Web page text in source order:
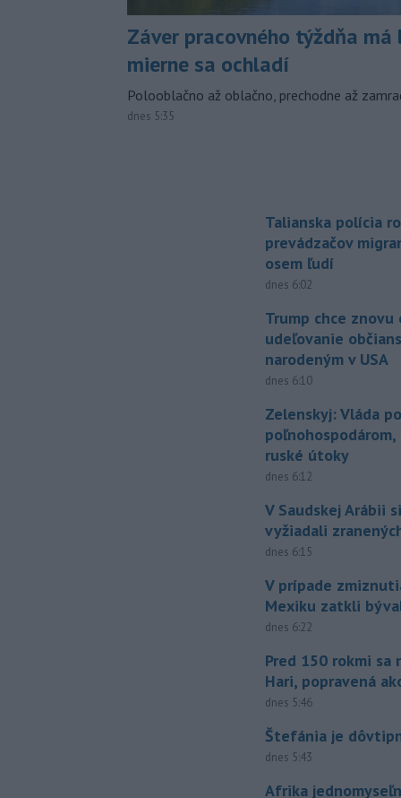
Záver pracovného týždňa má
mierne sa ochladí
Polooblačno až oblačno, prechodne až
dnes 5:35
Talianska polícia
prevádzačov
osem ľudí
dnes 6:02
Trump chce
udeľovanie
narodeným v USA
dnes 6:10
Zelenskyj: Vláda
ruské útoky
dnes 6:12
V Saudskej Arábii
vyžiadali
dnes 6:15
V prípade
Mexiku zatkli
dnes 6:22
Pred 150 rokmi sa
Hari, popravená
dnes 5:46
Štefánia je
dnes 5:43
Afrika